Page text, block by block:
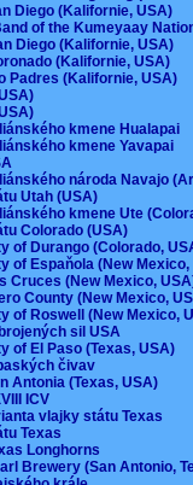
Diego (Kalifornie, USA)
of the Kumeyaay
Diego (Kalifornie, USA)
(Kalifornie, USA)
Padres (Kalifornie, USA)
kmene Hualapai
kmene Yavapai
národa Navajo
Utah (USA)
kmene Ute
Colorado (USA)
of Durango (Colorado,
of Espaňola (New
Cruces (New Mexico,
County (New Mexico,
of Roswell (New Mexico,
sil USA
of El Paso (Texas, USA)
čivav
Antonia (Texas, USA)
ICV
vlajky státu Texas
Texas
Longhorns
Brewery (San Antonio,